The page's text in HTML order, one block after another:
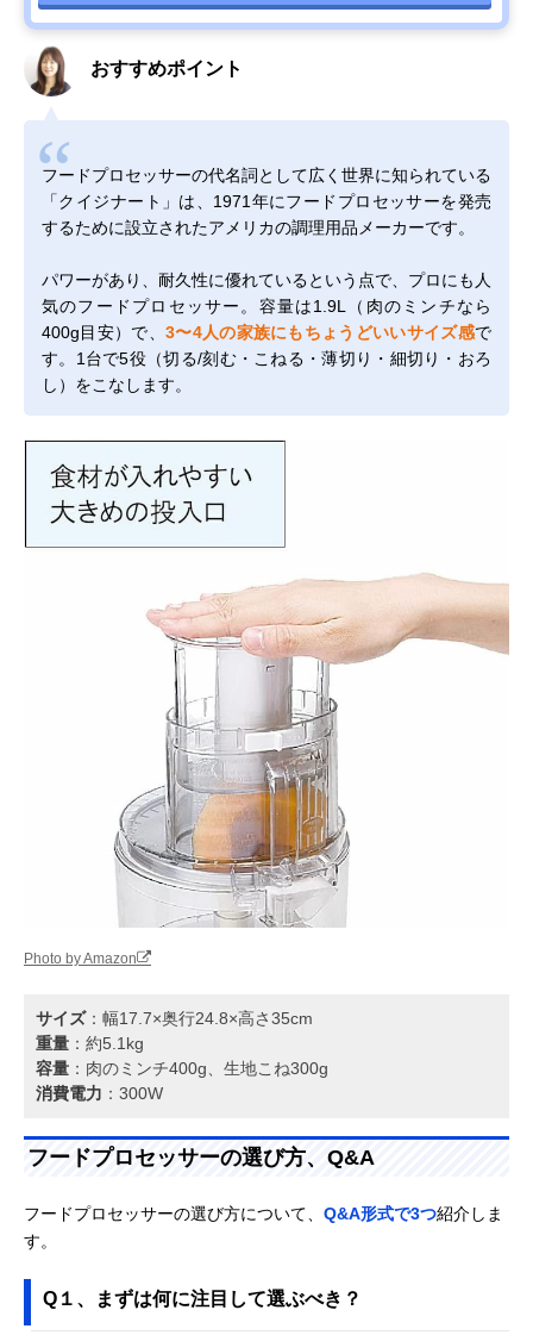
おすすめポイント
フードプロセッサーの代名詞として広く世界に知られている
「クイジナート」は、1971年にフードプロセッサーを発売
するために設立されたアメリカの調理用品メーカーです。
パワーがあり、耐久性に優れているという点で、プロにも人
気のフードプロセッサー。容量は1.9L（肉のミンチなら
400g目安）で、 3〜4人の家族にもちょうどいいサイズ感で
す。1台で5役（切る/刻む・こねる・薄切り・細切り・おろ
し）をこなします。
Photo by Amazon
サイズ：幅17.7×奥行24.8×高さ35cm
重量 ：約5.1kg
容量 ：肉のミンチ400g、生地こね300g
消費電力 ：300W
フードプロセッサーの選び方、Q&A
フードプロセッサーの選び方について、 Q&A形式で3つ紹介しま
す。
Q１、まずは何に注目して選ぶべき？